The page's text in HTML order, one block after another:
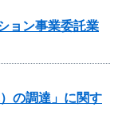
ョン事業委託業
の調達」に関す